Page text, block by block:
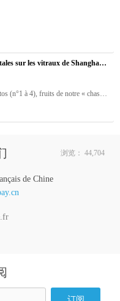
Lot de 12 cartes postales sur les vitraux de Shanghai - 上海彩色玻璃 12 张明信片
Quatres séries de photos (n°1 à 4), fruits de notre « chasse au vitrail » par Matthias Schäfer - 四组照片（从第一到第四）由 Matthias Schäfer 拍摄。
浏览： 44,704
de Chine